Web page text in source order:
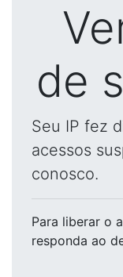
de
Seu IP fez
acessos
conosco.
Para liberar o
responda ao